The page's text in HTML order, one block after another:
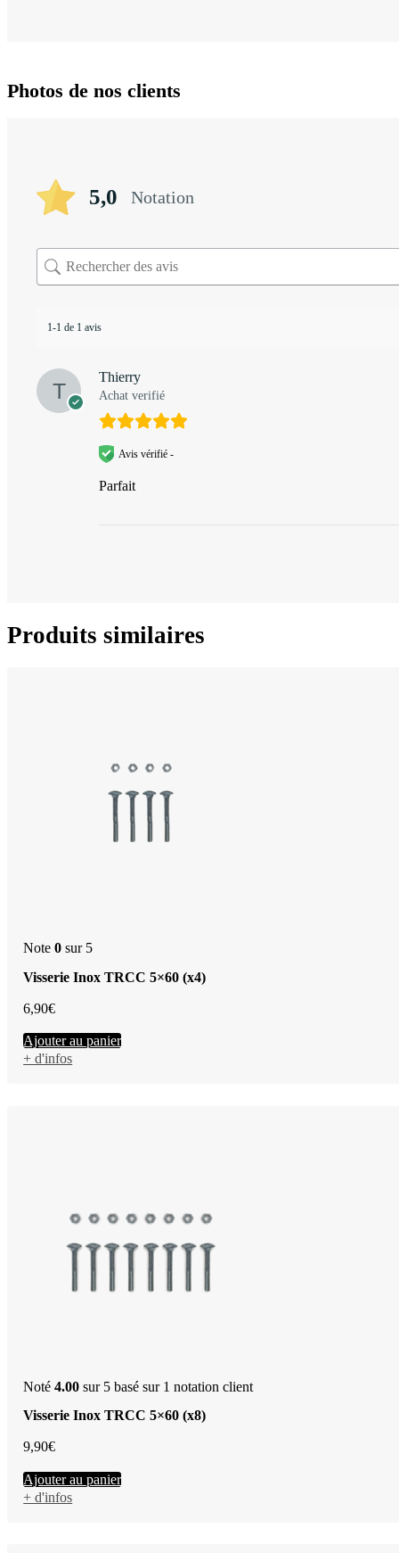
Photos de nos clients
5,0 Notation
1-1 de 1 avis
Thierry
Achat verifié
Avis vérifié -
Parfait
Produits similaires
Note0 sur 5
Visserie Inox TRCC 5×60 (x4)
6,90€
Ajouter au panier
+ d'infos
Noté4.00 sur 5 basé sur 1 notation client
Visserie Inox TRCC 5×60 (x8)
9,90€
Ajouter au panier
+ d'infos